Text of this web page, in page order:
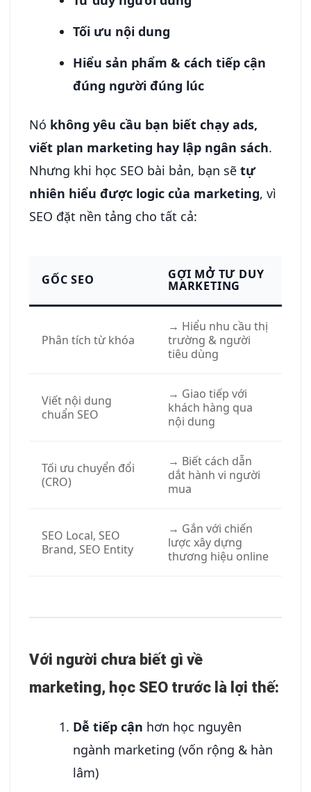
Tối ưu nội dung
Hiểu sản phẩm & cách tiếp cận
đúng người đúng lúc
Nó không yêu cầu bạn biết chạy ads,
viết plan marketing hay lập ngân sách.
Nhưng khi học SEO bài bản, bạn sẽ tự
nhiên hiểu được logic của marketing, vì
SEO đặt nền tảng cho tất cả:
GỐC SEO GỢI MỞ TƯ DUY
MARKETING
Phân tích từ khóa
→ Hiểu nhu cầu thị
trường & người
tiêu dùng
Viết nội dung
chuẩn SEO
→ Giao tiếp với
khách hàng qua
nội dung
Tối ưu chuyển đổi
(CRO)
→ Biết cách dẫn
dắt hành vi người
mua
SEO Local, SEO
Brand, SEO Entity
→ Gắn với chiến
lược xây dựng
thương hiệu online
Với người chưa biết gì về
marketing, học SEO trước là lợi thế:
Dễ tiếp cận hơn học nguyên
ngành marketing (vốn rộng & hàn
lâm)